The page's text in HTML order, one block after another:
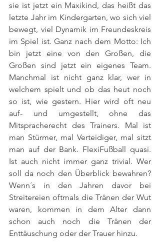
sie ist jetzt ein Maxikind, das heißt das
letzte Jahr im Kindergarten, wo sich viel
bewegt, viel Dynamik im Freundeskreis
im Spiel ist. Ganz nach dem Motto: Ich
bin jetzt eine von den Großen, die
Großen sind jetzt ein eigenes Team.
Manchmal ist nicht ganz klar, wer in
welchem spielt und ob das heut noch
so ist, wie gestern. Hier wird oft neu
auf- und umgestellt, ohne das
Mitspracherecht des Trainers. Mal ist
man Stürmer, mal Verteidiger, mal sitzt
man auf der Bank. FlexiFußball quasi.
Ist auch nicht immer ganz trivial. Wer
soll da noch den Überblick bewahren?
Wenn´s in den Jahren davor bei
Streitereien oftmals die Tränen der Wut
waren, kommen in dem Alter dann
schon auch noch die Tränen der
Enttäuschung oder der Trauer hinzu.